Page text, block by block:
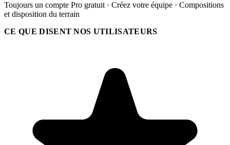
Toujours un compte Pro gratuit · Créez votre équipe · Compositions
et disposition du terrain
CE QUE DISENT NOS UTILISATEURS